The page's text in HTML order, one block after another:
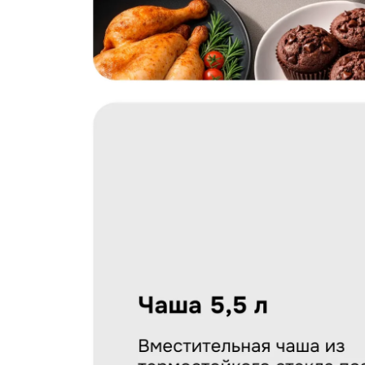
Загрузить фото